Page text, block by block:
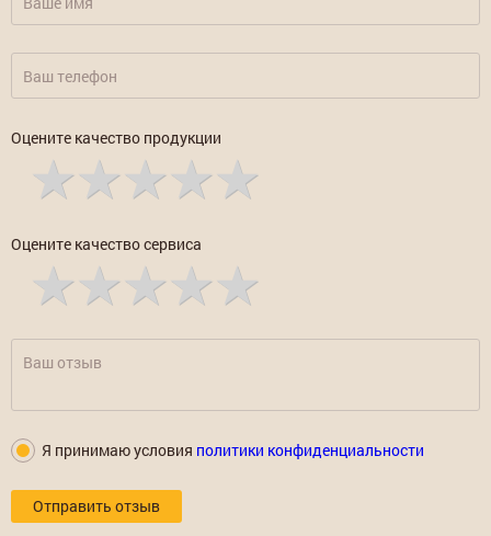
Оцените качество продукции
Оцените качество сервиса
Я принимаю условия политики конфиденциальности
Отправить отзыв